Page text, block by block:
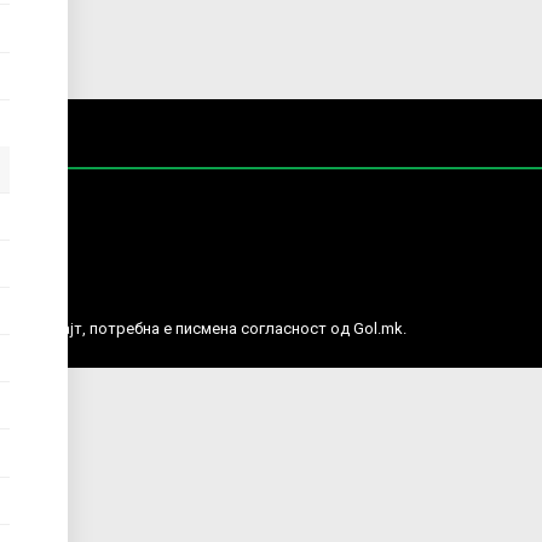
веб сајт, потребна е писмена согласност од Gol.mk.